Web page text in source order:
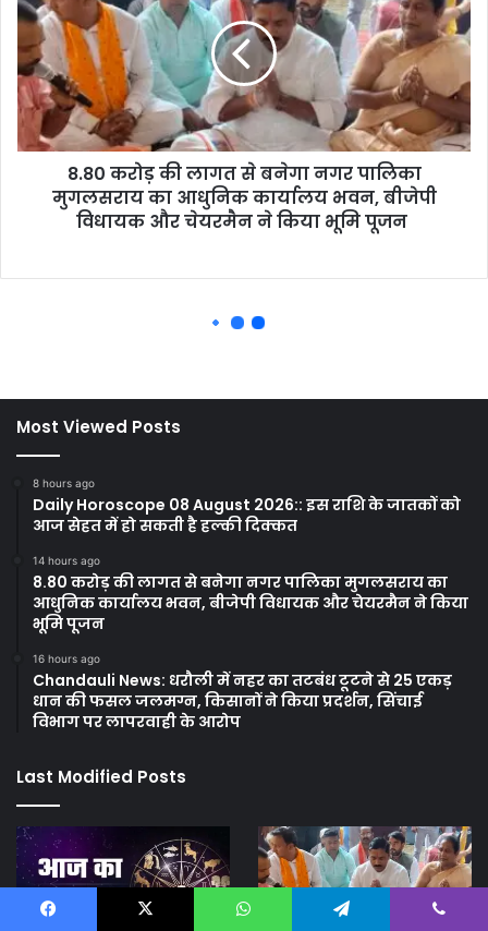
Most Viewed Posts
8 hours ago
Daily Horoscope 08 August 2026:: इस राशि के जातकों को
आज सेहत में हो सकती है हल्की दिक्कत
14 hours ago
8.80 करोड़ की लागत से बनेगा नगर पालिका मुगलसराय का
आधुनिक कार्यालय भवन, बीजेपी विधायक और चेयरमैन ने किया
भूमि पूजन
16 hours ago
Chandauli News: धरौली में नहर का तटबंध टूटने से 25 एकड़
धान की फसल जलमग्न, किसानों ने किया प्रदर्शन, सिंचाई
विभाग पर लापरवाही के आरोप
Last Modified Posts